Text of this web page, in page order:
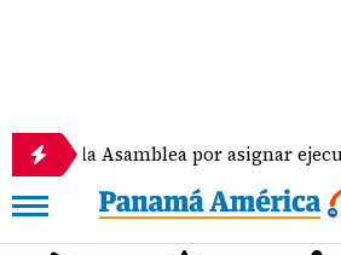
Asamblea por asignar ejecución de